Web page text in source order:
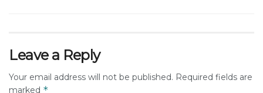
Leave a Reply
Your email address will not be published. Required fields are
marked *